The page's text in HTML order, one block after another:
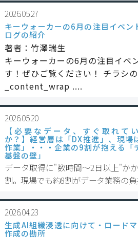
2026.05.27
キーウォーカーの6月の注目イベン
ログの紹介
著者：竹澤瑞生
キーウォーカーの6月の注目イベ
す！ぜひご覧ください！ チラシ
_content_wrap ....
2026.05.20
【必要なデータ、すぐ取れて
か？】経営層は「DX推進」、現場
作業」・・・企業の9割が抱える「
基盤の壁」
データ取得に"数時間〜2日以上"か
割。現場でも約8割がデータ業務の
2026.04.23
生成AI組織浸透に向けて・ロード
作成の勘所